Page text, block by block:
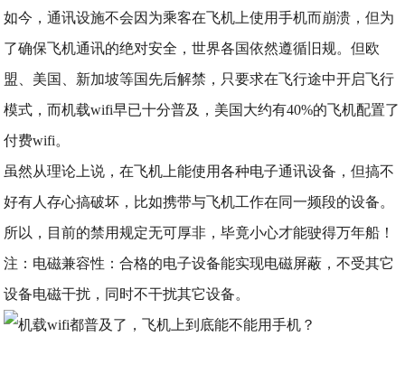
如今，通讯设施不会因为乘客在飞机上使用手机而崩溃，但为
了确保飞机通讯的绝对安全，世界各国依然遵循旧规。但欧
盟、美国、新加坡等国先后解禁，只要求在飞行途中开启飞行
模式，而机载wifi早已十分普及，美国大约有40%的飞机配置了
付费wifi。
虽然从理论上说，在飞机上能使用各种电子通讯设备，但搞不
好有人存心搞破坏，比如携带与飞机工作在同一频段的设备。
所以，目前的禁用规定无可厚非，毕竟小心才能驶得万年船！
注：电磁兼容性：合格的电子设备能实现电磁屏蔽，不受其它
设备电磁干扰，同时不干扰其它设备。